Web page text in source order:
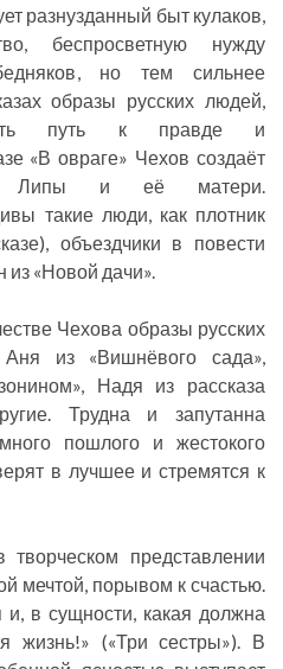
разнузданный быт кулаков,
беспросветную нужду
но тем сильнее
образы русских людей,
путь к правде и
«В овраге» Чехов создаёт
Липы и её матери.
такие люди, как плотник
объездчики в повести
из «Новой дачи».
Чехова образы русских
из «Вишнёвого сада»,
Надя из рассказа
Трудна и запутанна
пошлого и жестокого
в лучшее и стремятся к
представлении
мечтой, порывом к счастью.
и, в сущности, какая должна
жизнь!» («Три сестры»). В